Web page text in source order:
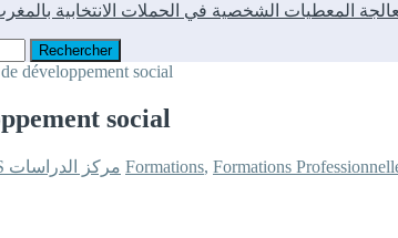
développement social
social
CERSS مركز الدراسات Formations, Formations